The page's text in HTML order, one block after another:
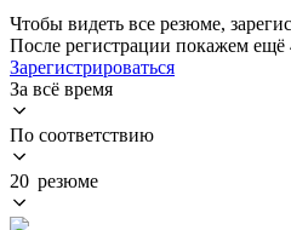
Чтобы видеть все резюме,
После регистрации покажем ещё
Зарегистрироваться
За всё время
По соответствию
20 резюме